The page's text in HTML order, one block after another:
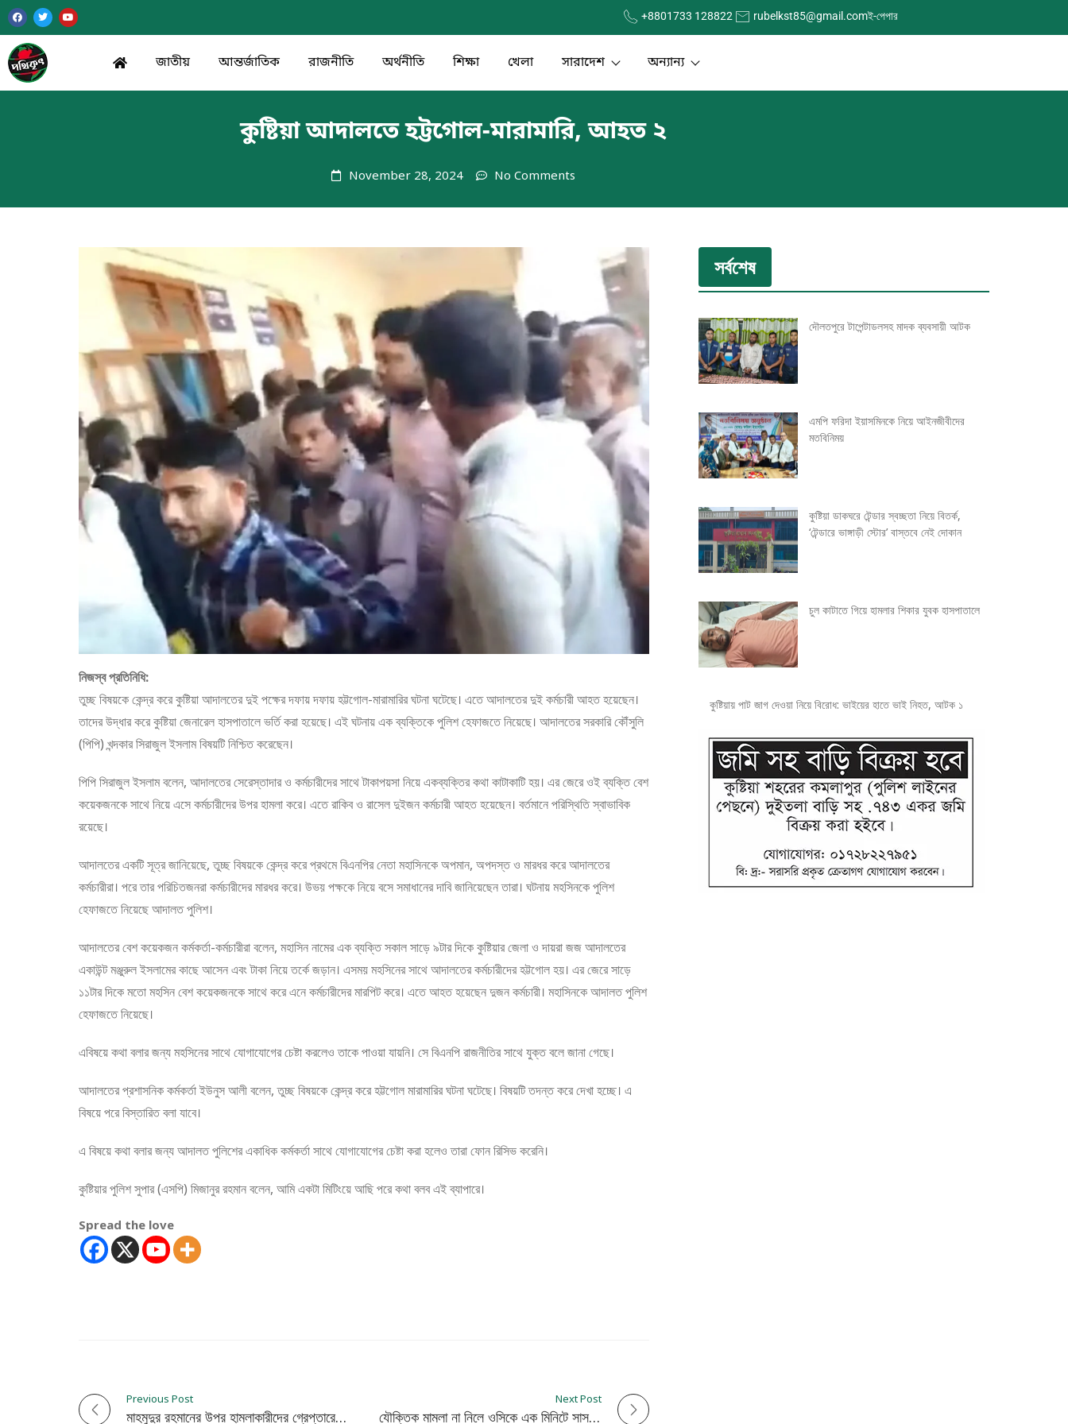
+8801733 128822 rubelkst85@gmail.comই-পেপার
জাতীয় আন্তর্জাতিক রাজনীতি অর্থনীতি শিক্ষা খেলা সারাদেশ অন্যান্য
কুষ্টিয়া আদালতে হট্টগোল-মারামারি, আহত ২
November 28, 2024 No Comments
নিজস্ব প্রতিনিধি:
তুচ্ছ বিষয়কে কেন্দ্র করে কুষ্টিয়া আদালতের দুই পক্ষের দফায় দফায় হট্টগোল-মারামারির ঘটনা ঘটেছে। এতে আদালতের দুই কর্মচারী আহত হয়েছেন।
তাদের উদ্ধার করে কুষ্টিয়া জেনারেল হাসপাতালে ভর্তি করা হয়েছে। এই ঘটনায় এক ব্যক্তিকে পুলিশ হেফাজতে নিয়েছে। আদালতের সরকারি কৌঁসুলি
(পিপি) খন্দকার সিরাজুল ইসলাম বিষয়টি নিশ্চিত করেছেন।
পিপি সিরাজুল ইসলাম বলেন, আদালতের সেরেস্তাদার ও কর্মচারীদের সাথে টাকাপয়সা নিয়ে একব্যক্তির কথা কাটাকাটি হয়। এর জেরে ওই ব্যক্তি বেশ
কয়েকজনকে সাথে নিয়ে এসে কর্মচারীদের উপর হামলা করে। এতে রাকিব ও রাসেল দুইজন কর্মচারী আহত হয়েছেন। বর্তমানে পরিস্থিতি স্বাভাবিক
রয়েছে।
আদালতের একটি সূত্র জানিয়েছে, তুচ্ছ বিষয়কে কেন্দ্র করে প্রথমে বিএনপির নেতা মহাসিনকে অপমান, অপদস্ত ও মারধর করে আদালতের
কর্মচারীরা। পরে তার পরিচিতজনরা কর্মচারীদের মারধর করে। উভয় পক্ষকে নিয়ে বসে সমাধানের দাবি জানিয়েছেন তারা। ঘটনায় মহসিনকে পুলিশ
হেফাজতে নিয়েছে আদালত পুলিশ।
আদালতের বেশ কয়েকজন কর্মকর্তা-কর্মচারীরা বলেন, মহাসিন নামের এক ব্যক্তি সকাল সাড়ে ৯টার দিকে কুষ্টিয়ার জেলা ও দায়রা জজ আদালতের
একাউন্ট মঞ্জুরুল ইসলামের কাছে আসেন এবং টাকা নিয়ে তর্কে জড়ান। এসময় মহসিনের সাথে আদালতের কর্মচারীদের হট্টগোল হয়। এর জেরে সাড়ে
১১টার দিকে মতো মহসিন বেশ কয়েকজনকে সাথে করে এনে কর্মচারীদের মারপিট করে। এতে আহত হয়েছেন দুজন কর্মচারী। মহাসিনকে আদালত পুলিশ
হেফাজতে নিয়েছে।
এবিষয়ে কথা বলার জন্য মহসিনের সাথে যোগাযোগের চেষ্টা করলেও তাকে পাওয়া যায়নি। সে বিএনপি রাজনীতির সাথে যুক্ত বলে জানা গেছে।
আদালতের প্রশাসনিক কর্মকর্তা ইউনুস আলী বলেন, তুচ্ছ বিষয়কে কেন্দ্র করে হট্টগোল মারামারির ঘটনা ঘটেছে। বিষয়টি তদন্ত করে দেখা হচ্ছে। এ
বিষয়ে পরে বিস্তারিত বলা যাবে।
এ বিষয়ে কথা বলার জন্য আদালত পুলিশের একাধিক কর্মকর্তা সাথে যোগাযোগের চেষ্টা করা হলেও তারা ফোন রিসিভ করেনি।
কুষ্টিয়ার পুলিশ সুপার (এসপি) মিজানুর রহমান বলেন, আমি একটা মিটিংয়ে আছি পরে কথা বলব এই ব্যাপারে।
Spread the love
P Previous Post
মাহমুদুর রহমানের উপর হামলাকারীদের গ্রেপ্তারের দাবিতে মানববন্ধন
Next Post
যৌক্তিক মামলা না নিলে ওসিকে এক মিনিটে সাসপেন্ড: ডিএমপি কমিশনার
সর্বশেষ
দৌলতপুরে টাপেন্টাডলসহ মাদক ব্যবসায়ী আটক
এমপি ফরিদা ইয়াসমিনকে নিয়ে আইনজীবীদের
মতবিনিময়
কুষ্টিয়া ডাকঘরে টেন্ডার স্বচ্ছতা নিয়ে বিতর্ক,
‘টেন্ডারে ভাঙ্গাড়ী স্টোর’ বাস্তবে নেই দোকান
চুল কাটাতে গিয়ে হামলার শিকার যুবক হাসপাতালে
কুষ্টিয়ায় পাট জাগ দেওয়া নিয়ে বিরোধ: ভাইয়ের হাতে ভাই নিহত, আটক ১